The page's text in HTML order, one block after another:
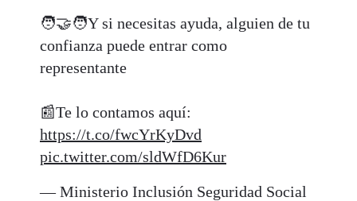
🧑‍🤝‍🧑Y si necesitas ayuda, alguien de tu
confianza puede entrar como
representante
📰Te lo contamos aquí:
https://t.co/fwcYrKyDvd
pic.twitter.com/sldWfD6Kur
— Ministerio Inclusión Seguridad Social